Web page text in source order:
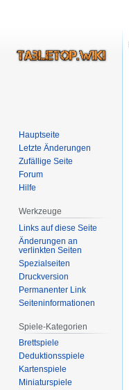
Hauptseite
Letzte Änderungen
Zufällige Seite
Forum
Hilfe
Werkzeuge
Links auf diese Seite
Änderungen an
verlinkten Seiten
Spezialseiten
Druckversion
Permanenter Link
Seiten­­informationen
Spiele-Kategorien
Brettspiele
Deduktionsspiele
Kartenspiele
Miniaturspiele